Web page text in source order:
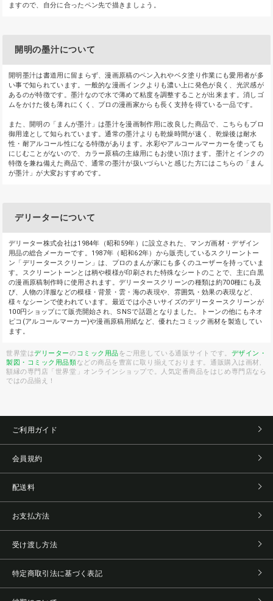
ますので、自分に合ったペン先で描きましょう。
開明の墨汁について
開明墨汁は書道用に留まらず、漫画原稿のペン入れやベタ塗り作業にも愛用者が多
い事で知られています。一般的な漫画インクよりも濃い上に発色が良く、光沢感が
あるのが特徴です。墨汁なので水で薄めて粘度を調整することが出来ます。消しゴ
ムをかけた後も薄れにくく、プロの漫画家からも長く支持を得ている一品です。
また、開明の「まんが墨汁」は墨汁を漫画制作用に改良した商品で、こちらもプロ
御用達として知られています。通常の墨汁よりも乾燥時間が速く、乾燥後は耐水
性・耐アルコール性になる特徴があります。水彩やアルコールマーカーを使っても
にじむことがないので、カラー原稿の主線用にもお使い頂けます。墨汁とインクの
特徴を兼ね備えた商品で、通常の墨汁が扱いづらいと感じた方にはこちらの「まん
が墨汁」が大変おすすめです。
デリーターについて
デリーター株式会社は1984年（昭和59年）に設立された、マンガ画材・デザイン
用品の総合メーカーです。1987年（昭和62年）から販売しているスクリーントー
ン「デリータースクリーン」は、プロのまんが家にも多くのユーザーを持っていま
す。スクリーントーンとは柄や模様が印刷された特殊なシートのことで、主に白黒
の漫画原稿制作時に使用されます。デリータースクリーンの種類は約700種にも及
び、人物の洋服などの模様・背景・雲・海の表現や、雰囲気・効果の表現など、
様々なシーンで使われています。最近では小さいサイズのデリータースクリーンが
100円ショップにて販売開始され、SNSで話題となりました。トーンの他にもネオ
ピコ(アルコールマーカー)や漫画原稿用紙など、優れたコミック画材を製造してい
ます。
世界堂はデリーターの コミック用品をご用意している通販サイトです。 デザイン・
製図・コミック用品類などの商品を豊富に取り揃えております。通販購入は画材,
額縁の専門店「世界堂」オンラインショップで。人気定番商品をはじめ専門店なら
ではの品揃え！
ご利用ガイド
会員規約
配送料
お支払方法
受け渡し方法
特定商取引法に基づく表記